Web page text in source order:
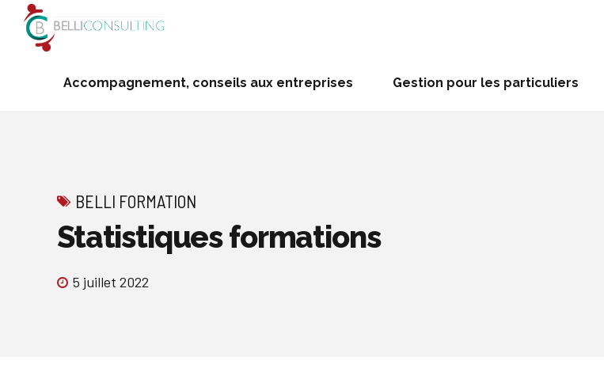
Accompagnement, conseils aux entreprises Gestion pour les particuliers
BELLI FORMATION
Statistiques formations
5 juillet 2022